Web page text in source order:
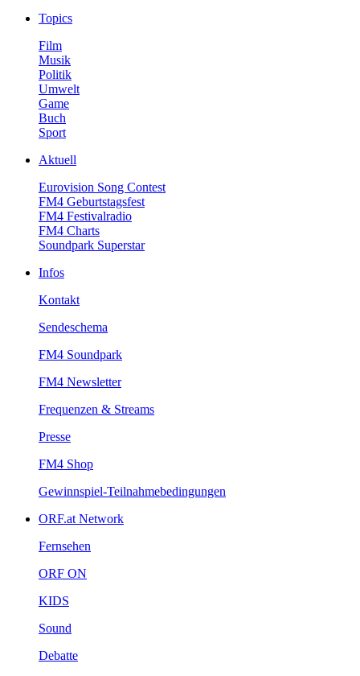
Topics
Film
Musik
Politik
Umwelt
Game
Buch
Sport
Aktuell
EurovisionSongContest
FM4Geburtstagsfest
FM4Festivalradio
FM4Charts
SoundparkSuperstar
Infos
Kontakt
Sendeschema
FM4Soundpark
FM4Newsletter
Frequenzen&Streams
Presse
FM4Shop
Gewinnspiel-Teilnahmebedingungen
ORF.atNetwork
Fernsehen
ORFON
KIDS
Sound
Debatte